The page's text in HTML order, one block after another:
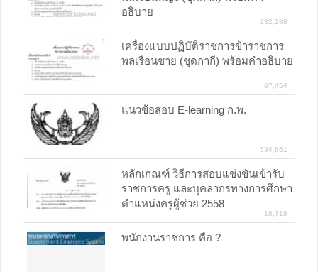
อธิบาย
232,288
เครื่องแบบปฏิบัติราชการข้าราชการ
พลเรือนชาย (ชุดกากี) พร้อมคำอธิบาย
97,454
แนวข้อสอบ E-learning ก.พ.
534,861
หลักเกณฑ์ วิธีการสอบแข่งขันเข้ารับ
ราชการครู และบุคลากรทางการศึกษา
ตำแหน่งครูผู้ช่วย 2558
18,718
พนักงานราชการ คือ ?